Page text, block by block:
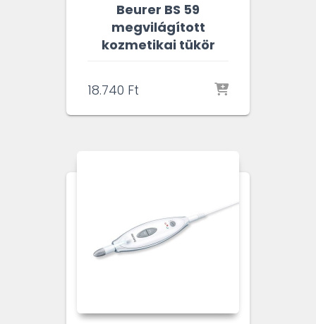
Beurer BS 59
megvilágított
kozmetikai tükör
18.740 Ft